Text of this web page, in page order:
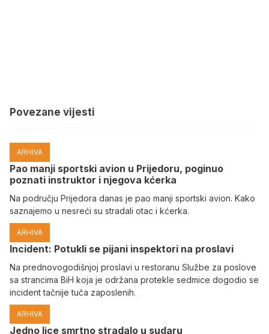
Povezane vijesti
ARHIVA
Pao manji sportski avion u Prijedoru, poginuo
poznati instruktor i njegova kćerka
Na području Prijedora danas je pao manji sportski avion. Kako
saznajemo u nesreći su stradali otac i kćerka.
ARHIVA
Incident: Potukli se pijani inspektori na proslavi
Na prednovogodišnjoj proslavi u restoranu Službe za poslove
sa strancima BiH koja je održana protekle sedmice dogodio se
incident tačnije tuča zaposlenih.
ARHIVA
Јedno lice smrtno stradalo u sudaru